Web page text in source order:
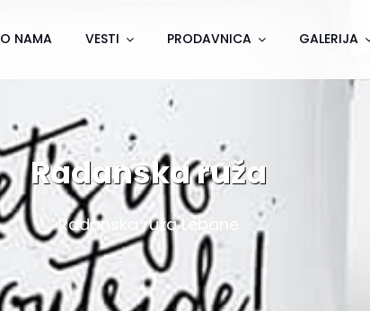
O NAMA VESTI PRODAVNICA GALERIJA
Radanska ruža
Radanska ruža Lebane